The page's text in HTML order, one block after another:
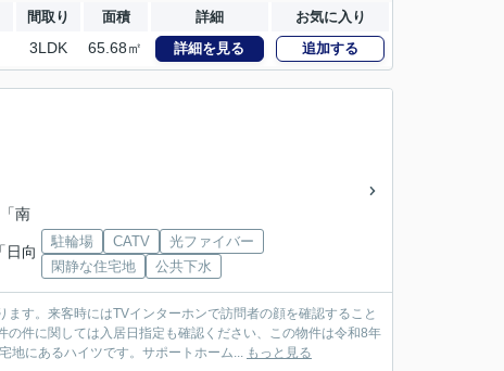
間取り 面積 詳細 お気に入り
3LDK 65.68㎡ 詳細を見る 追加する
南
日向
駐輪場 CATV
光ファイバー
閑静な住宅地
公共下水
す。来客時にはTVインターホンで訪問者の顔を確認すること
件に関しては入居日指定も確認ください、この物件は令和8年
地にあるハイツです。サポートホーム... もっと見る